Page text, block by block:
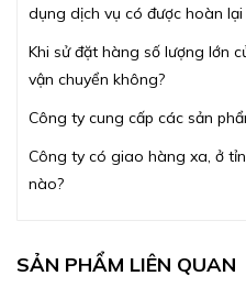
dụng dịch vụ có được hoàn
Khi sử đặt hàng số lượng lớn
vận chuyển không?
Công ty cung cấp các sản
Công ty có giao hàng xa, ở
nào?
SẢN PHẨM LIÊN QUAN